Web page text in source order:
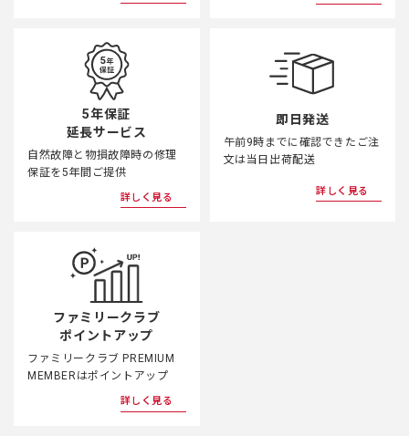
5年保証
延長サービス
自然故障と物損故障時の修理
保証を5年間ご提供
詳しく見る
即日発送
午前9時までに確認できたご注
文は当日出荷配送
詳しく見る
ファミリークラブ
ポイントアップ
ファミリークラブ PREMIUM
MEMBERはポイントアップ
詳しく見る